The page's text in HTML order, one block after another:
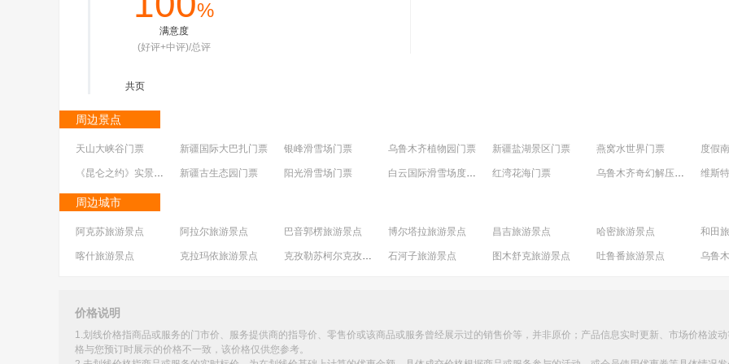
%
满意度
(好评+中评)/总评
共页
周边景点
天山大峡谷门票 新疆国际大巴扎门票 银峰滑雪场门票 乌鲁木齐植物园门票 新疆盐湖景区门票 燕窝水世界门票
《昆仑之约》实景音乐剧门票 新疆古生态园门票 阳光滑雪场门票 白云国际滑雪场度假区门票 红湾花海门票 乌鲁木齐奇幻解压馆门票
达坂城古镇景区门票
周边城市
阿克苏旅游景点 阿拉尔旅游景点 巴音郭楞旅游景点 博尔塔拉旅游景点 昌吉旅游景点 哈密旅游景点 和田
喀什旅游景点 克拉玛依旅游景点 克孜勒苏柯尔克孜旅游景点 石河子旅游景点 图木舒克旅游景点 吐鲁番旅游景点 乌鲁
价格说明
1.划线价格指商品或服务的门市价、服务提供商的指导价、零售价或该商品或服务曾经展示过的销售价等，并非原价；产品信息实时更新、市场价格波
格与您预订时展示的价格不一致，该价格仅供您参考。